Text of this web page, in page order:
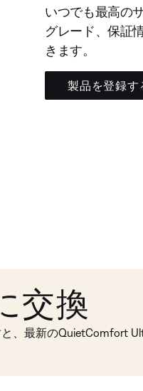
いつでも最高の
グレード、保証
きます。
製品を登録す
交換
、最新のQuietComfort